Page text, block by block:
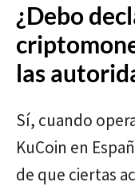
¿Debo
las
Sí, cuando
KuCoin en
de que ciertas